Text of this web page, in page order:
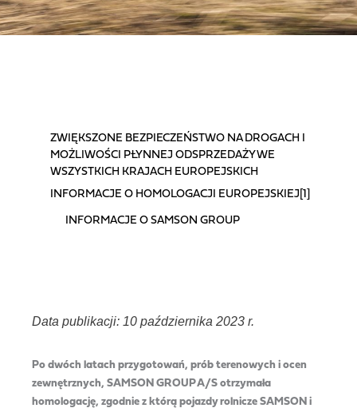
Data publikacji: 10 października 2023 r.
Po dwóch latach przygotowań, prób terenowych i ocen
zewnętrznych, SAMSON GROUP A/S otrzymała
homologację, zgodnie z którą pojazdy rolnicze SAMSON i
ZWIĘKSZONE BEZPIECZEŃSTWO NA DROGACH I
MOŻLIWOŚCI PŁYNNEJ ODSPRZEDAŻY WE
WSZYSTKICH KRAJACH EUROPEJSKICH
INFORMACJE O HOMOLOGACJI EUROPEJSKIEJ[1]
INFORMACJE O SAMSON GROUP